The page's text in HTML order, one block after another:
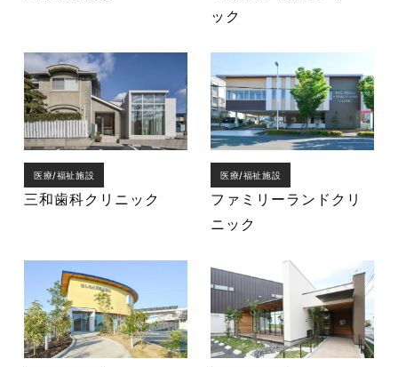
ック
医療/福祉施設
三和歯科クリニック
医療/福祉施設
ファミリーランドクリ
ニック